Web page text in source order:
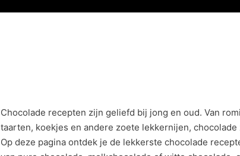
Chocolade recepten zijn geliefd bij jong en oud. Van
taarten, koekjes en andere zoete lekkernijen,
Op deze pagina ontdek je de lekkerste chocolade